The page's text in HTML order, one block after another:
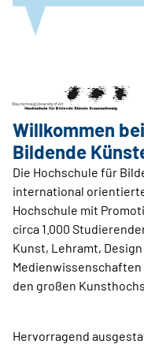
Willkommen
Bildende
Die Hochschule für
international
Hochschule mit
circa 1.000
Kunst, Lehramt,
Medienwissenschaften
den großen
Hervorragend